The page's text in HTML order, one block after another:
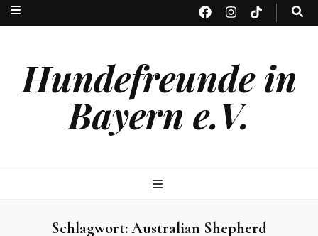
Hundefreunde in
Bayern e.V.
Schlagwort:Australian Shepherd